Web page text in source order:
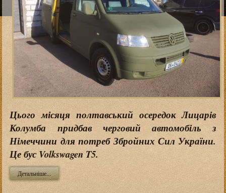
Цього місяця полтавський осередок Лицарів
Колумба придбав черговий автомобіль з
Німеччини для потреб Збройних Сил України.
Це бус Volkswagen T5.
Детальніше...